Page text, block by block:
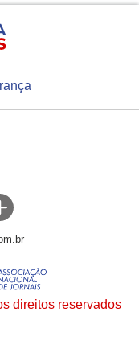
direitos reservados